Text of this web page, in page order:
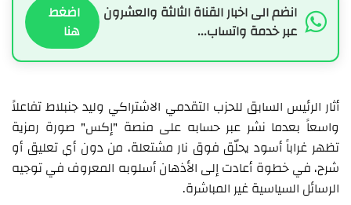
انضم الى اخبار القناة الثالثة والعشرون
عبر خدمة واتساب...
اضغط
هنا
أثار الرئيس السابق للحزب التقدمي الاشتراكي وليد جنبلاط تفاعلاً
واسعاً بعدما نشر عبر حسابه على منصة "إكس" صورة رمزية
تظهر غراباً أسود يحلّق فوق نار مشتعلة، من دون أي تعليق أو
شرح، في خطوة أعادت إلى الأذهان أسلوبه المعروف في توجيه
الرسائل السياسية غير المباشرة.